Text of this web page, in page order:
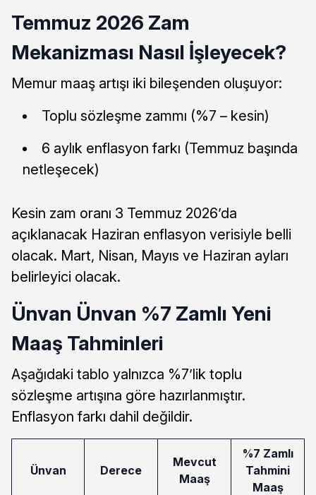
Temmuz 2026 Zam
Mekanizması Nasıl İşleyecek?
Memur maaş artışı iki bileşenden oluşuyor:
Toplu sözleşme zammı (%7 – kesin)
6 aylık enflasyon farkı (Temmuz başında
netleşecek)
Kesin zam oranı 3 Temmuz 2026’da
açıklanacak Haziran enflasyon verisiyle belli
olacak. Mart, Nisan, Mayıs ve Haziran ayları
belirleyici olacak.
Ünvan Ünvan %7 Zamlı Yeni
Maaş Tahminleri
Aşağıdaki tablo yalnızca %7’lik toplu
sözleşme artışına göre hazırlanmıştır.
Enflasyon farkı dahil değildir.
Ünvan Derece
Mevcut
Maaş
%7 Zamlı
Tahmini
Maaş